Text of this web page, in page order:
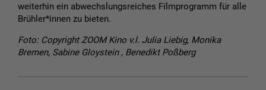
weiterhin ein abwechslungsreiches Filmprogramm für alle
Brühler*innen zu bieten.
Foto: Copyright ZOOM Kino v.l. Julia Liebig, Monika
Bremen, Sabine Gloystein , Benedikt Poßberg